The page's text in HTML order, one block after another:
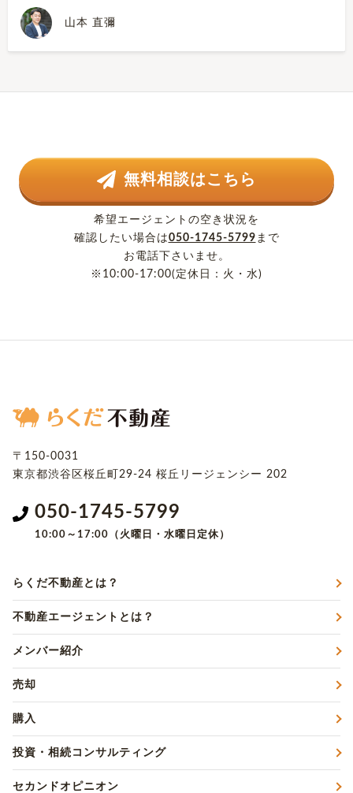
山本 直彌
無料相談はこちら
希望エージェントの空き状況を
確認したい場合は050-1745-5799 まで
お電話下さいませ。
※10:00-17:00(定休日：火・水)
〒150-0031
東京都渋谷区桜丘町29-24 桜丘リージェンシー 202
050-1745-5799
10:00～17:00（火曜日・水曜日定休）
らくだ不動産とは？
不動産エージェントとは？
メンバー紹介
売却
購入
投資・相続コンサルティング
セカンドオピニオン